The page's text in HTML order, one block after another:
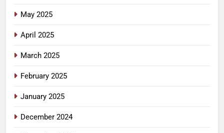
May 2025
April 2025
March 2025
February 2025
January 2025
December 2024